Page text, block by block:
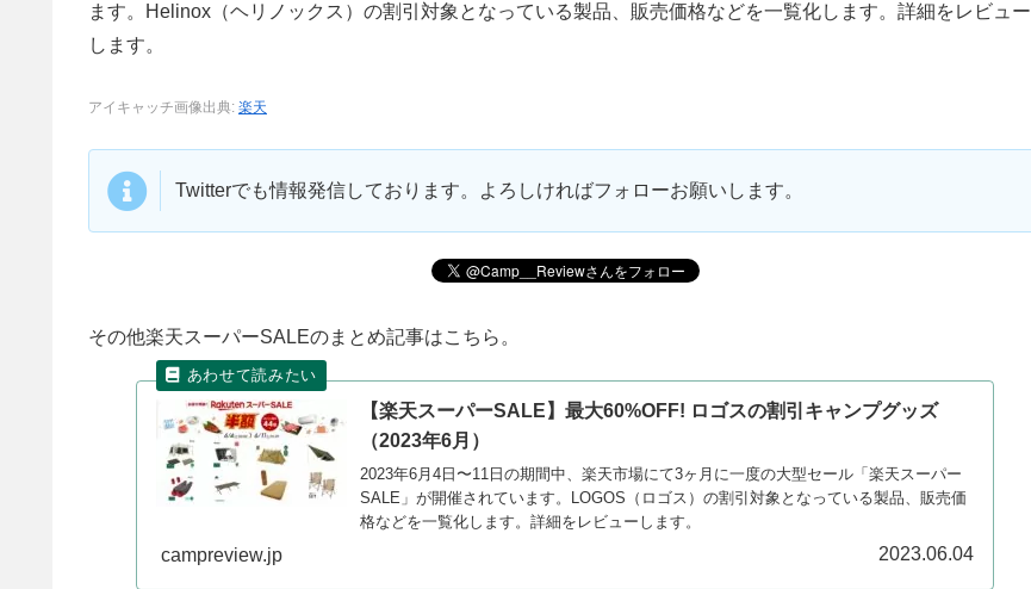
ます。Helinox（ヘリノックス）の割引対象となっている製品、販売価格などを一覧化します。詳細をレビュー
します。
アイキャッチ画像出典: 楽天
Twitterでも情報発信しております。よろしければフォローお願いします。
その他楽天スーパーSALEのまとめ記事はこちら。
【楽天スーパーSALE】最大60%OFF! ロゴスの割引キャンプグッズ
（2023年6月）
2023年6月4日〜11日の期間中、楽天市場にて3ヶ月に一度の大型セール「楽天スーパー
SALE」が開催されています。LOGOS（ロゴス）の割引対象となっている製品、販売価
格などを一覧化します。詳細をレビューします。
campreview.jp 2023.06.04